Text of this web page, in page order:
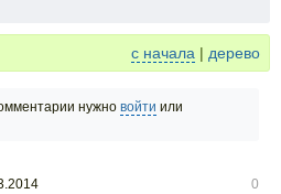
с начала | дерево
нужно войти или
0